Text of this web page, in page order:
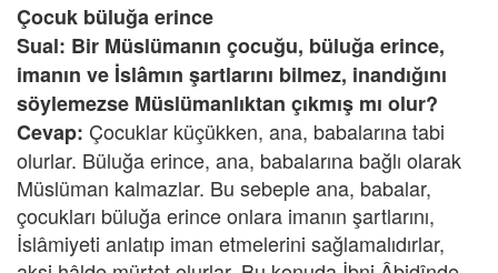
Çocuk büluğa erince
Sual: Bir Müslümanın çocuğu, büluğa erince,
imanın ve İslâmın şartlarını bilmez, inandığını
söylemezse Müslümanlıktan çıkmış mı olur?
Cevap: Çocuklar küçükken, ana, babalarına tabi
olurlar. Büluğa erince, ana, babalarına bağlı olarak
Müslüman kalmazlar. Bu sebeple ana, babalar,
çocukları büluğa erince onlara imanın şartlarını,
İslâmiyeti anlatıp iman etmelerini sağlamalıdırlar,